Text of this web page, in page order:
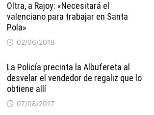
Oltra, a Rajoy: «Necesitará el
valenciano para trabajar en Santa
Pola»
02/06/2018
La Policía precinta la Albufereta al
desvelar el vendedor de regaliz que lo
obtiene allí
07/08/2017